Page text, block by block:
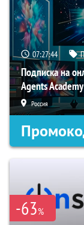
07:27:43
Подписка на
Agents Academy
Россия
-63%